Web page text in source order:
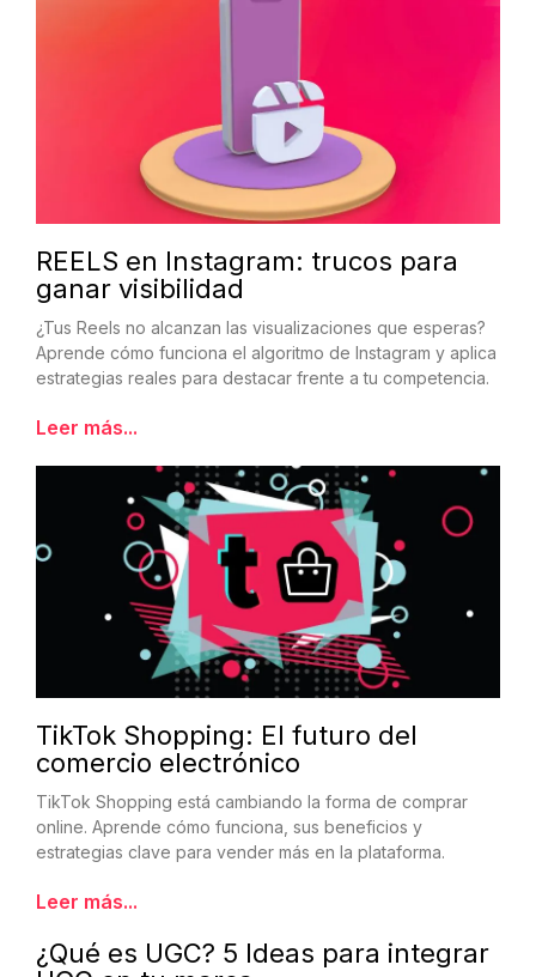
REELS en Instagram: trucos para
ganar visibilidad
¿Tus Reels no alcanzan las visualizaciones que esperas?
Aprende cómo funciona el algoritmo de Instagram y aplica
estrategias reales para destacar frente a tu competencia.
Leer más...
TikTok Shopping: El futuro del
comercio electrónico
TikTok Shopping está cambiando la forma de comprar
online. Aprende cómo funciona, sus beneficios y
estrategias clave para vender más en la plataforma.
Leer más...
¿Qué es UGC? 5 Ideas para integrar